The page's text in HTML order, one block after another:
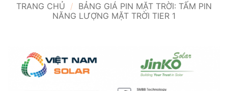
TRANG CHỦ / BẢNG GIÁ PIN MẶT TRỜI: TẤM PIN
NĂNG LƯỢNG MẶT TRỜI TIER 1